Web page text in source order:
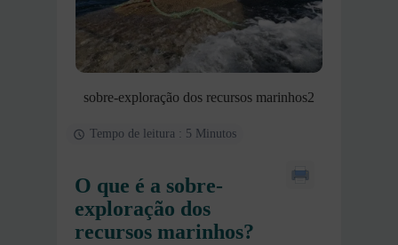
sobre-exploração dos recursos marinhos2
Tempo de leitura : 5 Minutos
O que é a sobre-
exploração dos
recursos marinhos?